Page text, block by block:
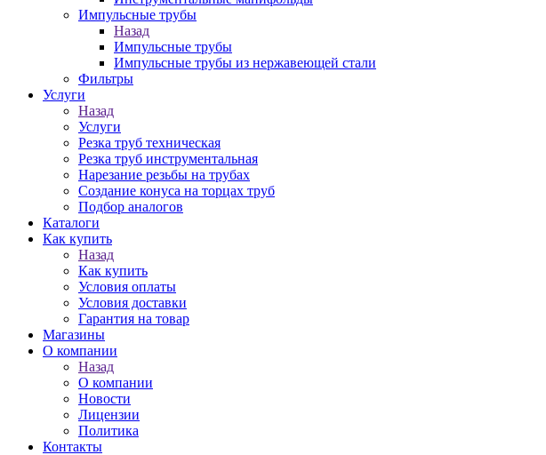
Импульсные трубы
Назад
Импульсные трубы
Импульсные трубы из нержавеющей стали
Фильтры
Услуги
Назад
Услуги
Резка труб техническая
Резка труб инструментальная
Нарезание резьбы на трубах
Создание конуса на торцах труб
Подбор аналогов
Каталоги
Как купить
Назад
Как купить
Условия оплаты
Условия доставки
Гарантия на товар
Магазины
О компании
Назад
О компании
Новости
Лицензии
Политика
Контакты